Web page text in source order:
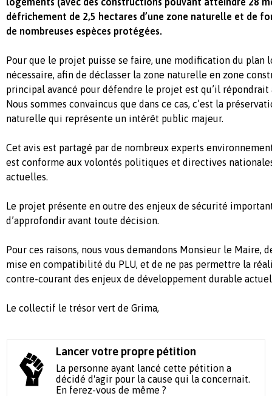
défrichement de 2,5 hectares d’une zone naturelle et de
de nombreuses espèces protégées.
Pour que le projet puisse se faire, une modification du plan
nécessaire, afin de déclasser la zone naturelle en zone
principal avancé pour défendre le projet est qu’il
Nous sommes convaincus que dans ce cas, c’est la
naturelle qui représente un intérêt public majeur.
Cet avis est partagé par de nombreux experts
est conforme aux volontés politiques et directives
actuelles.
Le projet présente en outre des enjeux de sécurité
d’approfondir avant toute décision.
Pour ces raisons, nous vous demandons Monsieur le Maire,
mise en compatibilité du PLU, et de ne pas permettre la
contre-courant des enjeux de développement durable
Le collectif le trésor vert de Grima,
Lancer votre propre pétition
La personne ayant lancé cette pétition a
décidé d'agir pour la cause qui la concernait.
En ferez-vous de même ?